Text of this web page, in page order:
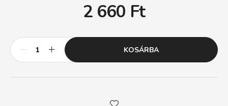
2 660 Ft
KOSÁRBA